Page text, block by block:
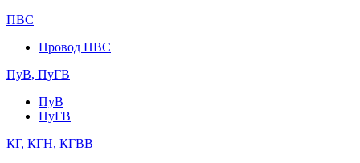
ПВС
Провод ПВС
ПуВ, ПуГВ
ПуВ
ПуГВ
КГ, КГН, КГВВ